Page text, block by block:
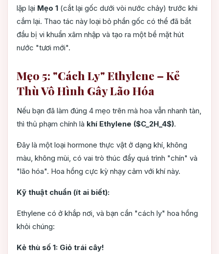
lặp lại Mẹo 1 (cắt lại gốc dưới vòi nước chảy) trước khi
cắm lại. Thao tác này loại bỏ phần gốc có thể đã bắt
đầu bị vi khuẩn xâm nhập và tạo ra một bề mặt hút
nước "tươi mới".
Mẹo 5: "Cách Ly" Ethylene – Kẻ
Thù Vô Hình Gây Lão Hóa
Nếu bạn đã làm đúng 4 mẹo trên mà hoa vẫn nhanh tàn,
thì thủ phạm chính là khí Ethylene ($C_2H_4$).
Đây là một loại hormone thực vật ở dạng khí, không
màu, không mùi, có vai trò thúc đẩy quá trình "chín" và
"lão hóa". Hoa hồng cực kỳ nhạy cảm với khí này.
Kỹ thuật chuẩn (ít ai biết):
Ethylene có ở khắp nơi, và bạn cần "cách ly" hoa hồng
khỏi chúng:
Kẻ thù số 1: Giỏ trái cây!